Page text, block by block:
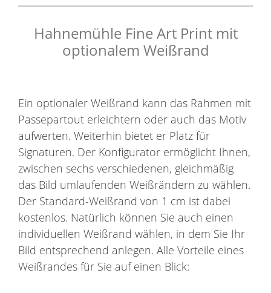
Hahnemühle Fine Art Print mit
optionalem Weißrand
Ein optionaler Weißrand kann das Rahmen mit
Passepartout erleichtern oder auch das Motiv
aufwerten. Weiterhin bietet er Platz für
Signaturen. Der Konfigurator ermöglicht Ihnen,
zwischen sechs verschiedenen, gleichmäßig
das Bild umlaufenden Weißrändern zu wählen.
Der Standard-Weißrand von 1 cm ist dabei
kostenlos. Natürlich können Sie auch einen
individuellen Weißrand wählen, in dem Sie Ihr
Bild entsprechend anlegen. Alle Vorteile eines
Weißrandes für Sie auf einen Blick: